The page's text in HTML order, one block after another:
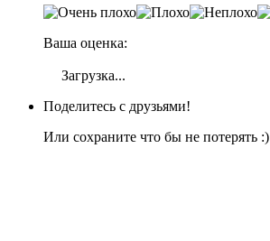
Ваша оценка:
Загрузка...
Поделитесь с друзьями!
Или сохраните что бы не потерять :)